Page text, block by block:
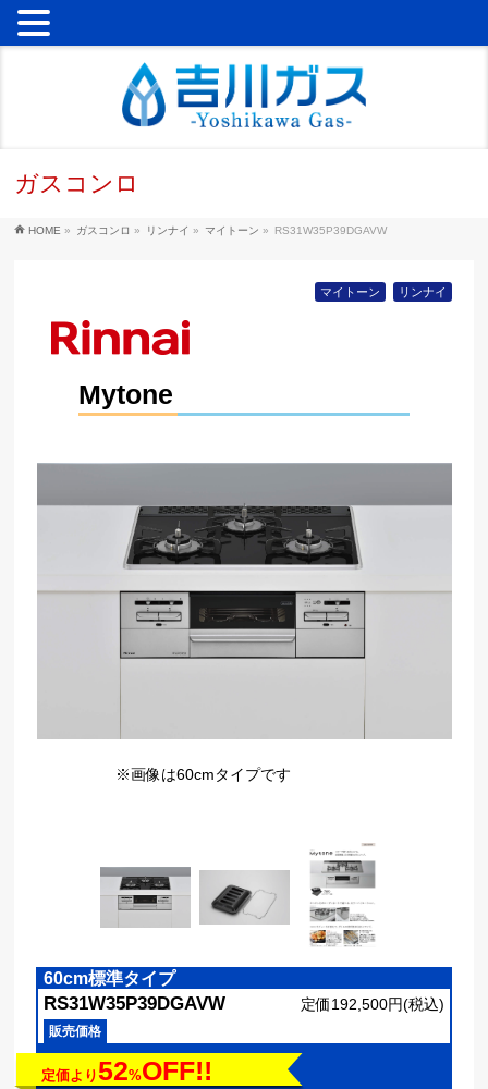
ガスコンロ
HOME » ガスコンロ » リンナイ » マイトーン » RS31W35P39DGAVW
マイトーン リンナイ
Mytone
※画像は60cmタイプです
60cm標準タイプ
RS31W35P39DGAVW 定価192,500円(税込)
販売価格
定価より52%OFF!!